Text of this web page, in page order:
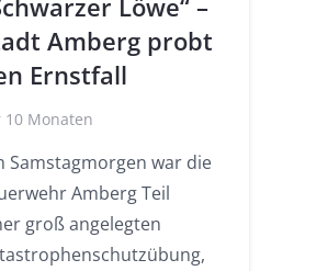
Amberg probt
Ernstfall
10 Monaten
Samstagmorgen war die
Amberg Teil
groß angelegten